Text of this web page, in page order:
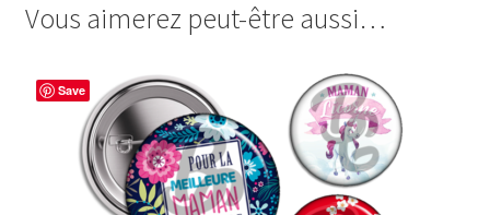
e
o
o
t
e
s
t
t
e
r
t
g
e
r
Vous aimerez peut-être aussi…
Save